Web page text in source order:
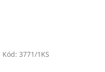
Kód: 3771/1KS